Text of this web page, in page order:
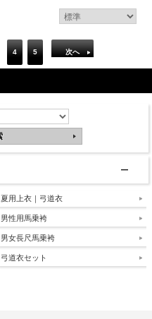
4 5 次へ
夏用上衣｜弓道衣
男性用馬乗袴
男女長尺馬乗袴
弓道衣セット